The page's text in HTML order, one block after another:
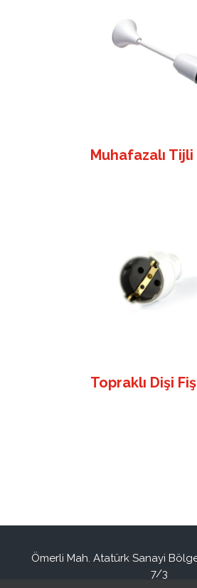
Muhafazalı Tijli
Topraklı Dişi Fiş
Ömerli Mah. Atatürk Sanayi
7/3